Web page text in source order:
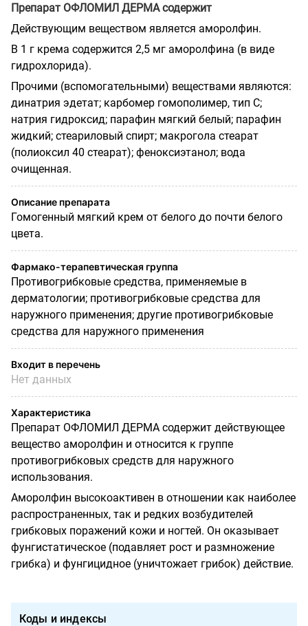
Препарат ОФЛОМИЛ ДЕРМА содержит
Действующим веществом является аморолфин.
В 1 г крема содержится 2,5 мг аморолфина (в виде
гидрохлорида).
Прочими (вспомогательными) веществами являются:
динатрия эдетат; карбомер гомополимер, тип С;
натрия гидроксид; парафин мягкий белый; парафин
жидкий; стеариловый спирт; макрогола стеарат
(полиоксил 40 стеарат); феноксиэтанол; вода
очищенная.
Описание препарата
Гомогенный мягкий крем от белого до почти белого
цвета.
Фармако-терапевтическая группа
Противогрибковые средства, применяемые в
дерматологии; противогрибковые средства для
наружного применения; другие противогрибковые
средства для наружного применения
Входит в перечень
Нет данных
Характеристика
Препарат ОФЛОМИЛ ДЕРМА содержит действующее
вещество аморолфин и относится к группе
противогрибковых средств для наружного
использования.
Аморолфин высокоактивен в отношении как наиболее
распространенных, так и редких возбудителей
грибковых поражений кожи и ногтей. Он оказывает
фунгистатическое (подавляет рост и размножение
грибка) и фунгицидное (уничтожает грибок) действие.
Коды и индексы